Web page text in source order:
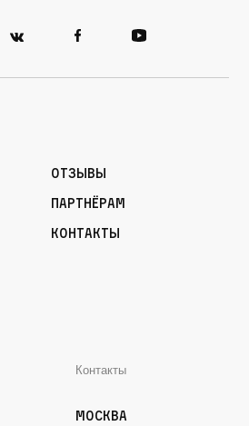
Отзывы
Партнёрам
Контакты
Контакты
Москва